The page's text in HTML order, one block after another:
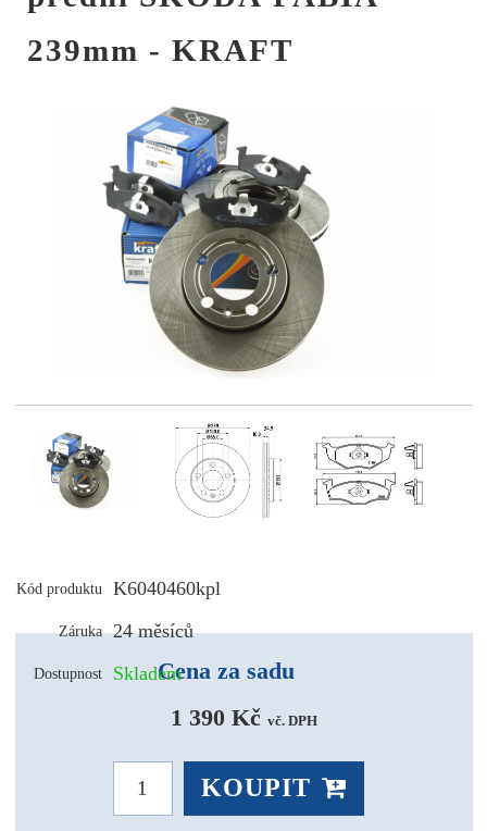
239mm - KRAFT
Kód produktu K6040460kpl
Záruka 24 měsíců
Dostupnost SklademCena za sadu
1 390 Kč vč. DPH
KOUPIT